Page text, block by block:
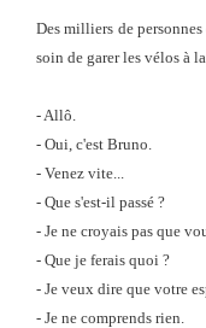
Des milliers de
soin de garer les vélos à
- Allô.
- Oui, c'est Bruno.
- Venez vite...
- Que s'est-il passé ?
- Je ne croyais pas que
- Que je ferais quoi ?
- Je veux dire que votre
- Je ne comprends rien.